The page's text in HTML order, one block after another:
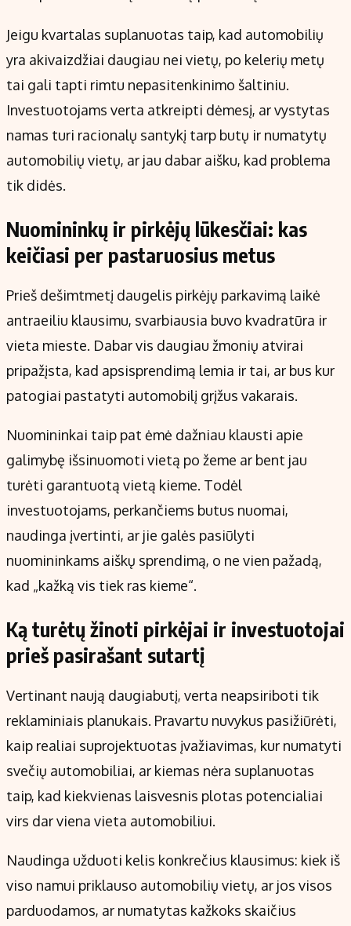
Jeigu kvartalas suplanuotas taip, kad automobilių
yra akivaizdžiai daugiau nei vietų, po kelerių metų
tai gali tapti rimtu nepasitenkinimo šaltiniu.
Investuotojams verta atkreipti dėmesį, ar vystytas
namas turi racionalų santykį tarp butų ir numatytų
automobilių vietų, ar jau dabar aišku, kad problema
tik didės.
Nuomininkų ir pirkėjų lūkesčiai: kas
keičiasi per pastaruosius metus
Prieš dešimtmetį daugelis pirkėjų parkavimą laikė
antraeiliu klausimu, svarbiausia buvo kvadratūra ir
vieta mieste. Dabar vis daugiau žmonių atvirai
pripažįsta, kad apsisprendimą lemia ir tai, ar bus kur
patogiai pastatyti automobilį grįžus vakarais.
Nuomininkai taip pat ėmė dažniau klausti apie
galimybę išsinuomoti vietą po žeme ar bent jau
turėti garantuotą vietą kieme. Todėl
investuotojams, perkančiems butus nuomai,
naudinga įvertinti, ar jie galės pasiūlyti
nuomininkams aiškų sprendimą, o ne vien pažadą,
kad „kažką vis tiek ras kieme“.
Ką turėtų žinoti pirkėjai ir investuotojai
prieš pasirašant sutartį
Vertinant naują daugiabutį, verta neapsiriboti tik
reklaminiais planukais. Pravartu nuvykus pasižiūrėti,
kaip realiai suprojektuotas įvažiavimas, kur numatyti
svečių automobiliai, ar kiemas nėra suplanuotas
taip, kad kiekvienas laisvesnis plotas potencialiai
virs dar viena vieta automobiliui.
Naudinga užduoti kelis konkrečius klausimus: kiek iš
viso namui priklauso automobilių vietų, ar jos visos
parduodamos, ar numatytas kažkoks skaičius